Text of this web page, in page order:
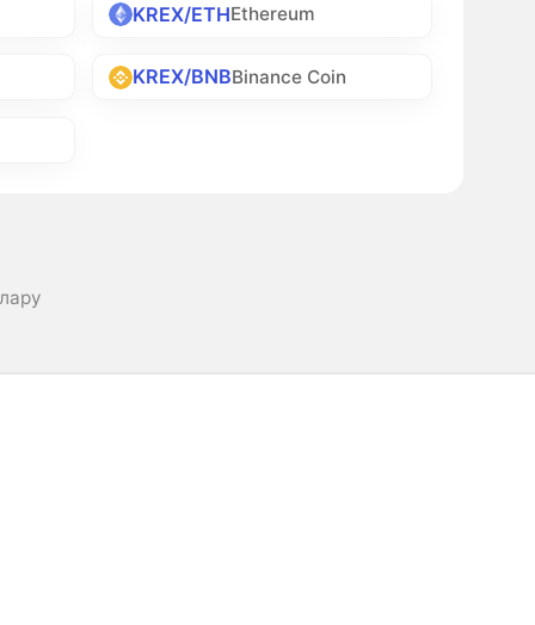
KREX/ETHEthereum
KREX/BNBBinance Coin